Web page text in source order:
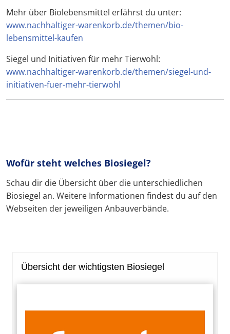
Mehr über Biolebensmittel erfährst du unter:
www.nachhaltiger-warenkorb.de/themen/bio-
lebensmittel-kaufen
Siegel und Initiativen für mehr Tierwohl:
www.nachhaltiger-warenkorb.de/themen/siegel-und-
initiativen-fuer-mehr-tierwohl
Wofür steht welches Biosiegel?
Schau dir die Übersicht über die unterschiedlichen
Biosiegel an. Weitere Informationen findest du auf den
Webseiten der jeweiligen Anbauverbände.